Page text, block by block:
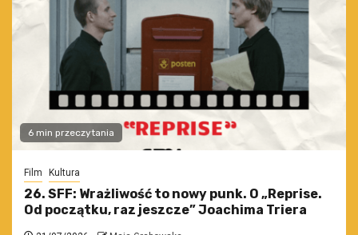
6 min przeczytania
Film Kultura
26. SFF: Wrażliwość to nowy punk. O „Reprise.
Od początku, raz jeszcze” Joachima Triera